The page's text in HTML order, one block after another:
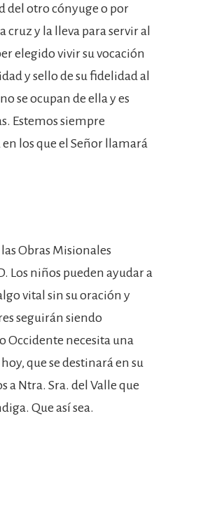
del otro cónyuge o por
cruz y la lleva para servir al
elegido vivir su vocación
y sello de su fidelidad al
se ocupan de ella y es
Estemos siempre
los que el Señor llamará
Obras Misionales
Los niños pueden ayudar a
vital sin su oración y
seguirán siendo
Occidente necesita una
que se destinará en su
Ntra. Sra. del Valle que
Que así sea.